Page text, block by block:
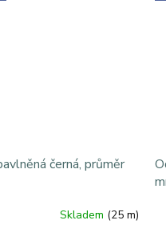
černá, průměr
Skladem (25 m)